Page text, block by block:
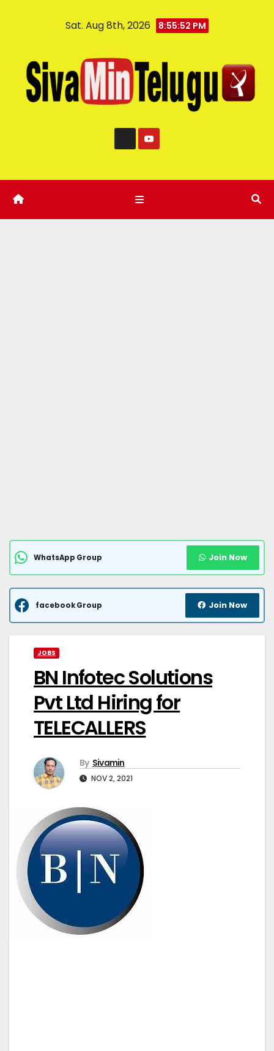
Sat. Aug 8th, 2026 8:55:53 PM
WhatsApp Group Join Now
facebook Group Join Now
JOBS
BN Infotec Solutions
Pvt Ltd Hiring for
TELECALLERS
By Sivamin
NOV 2, 2021